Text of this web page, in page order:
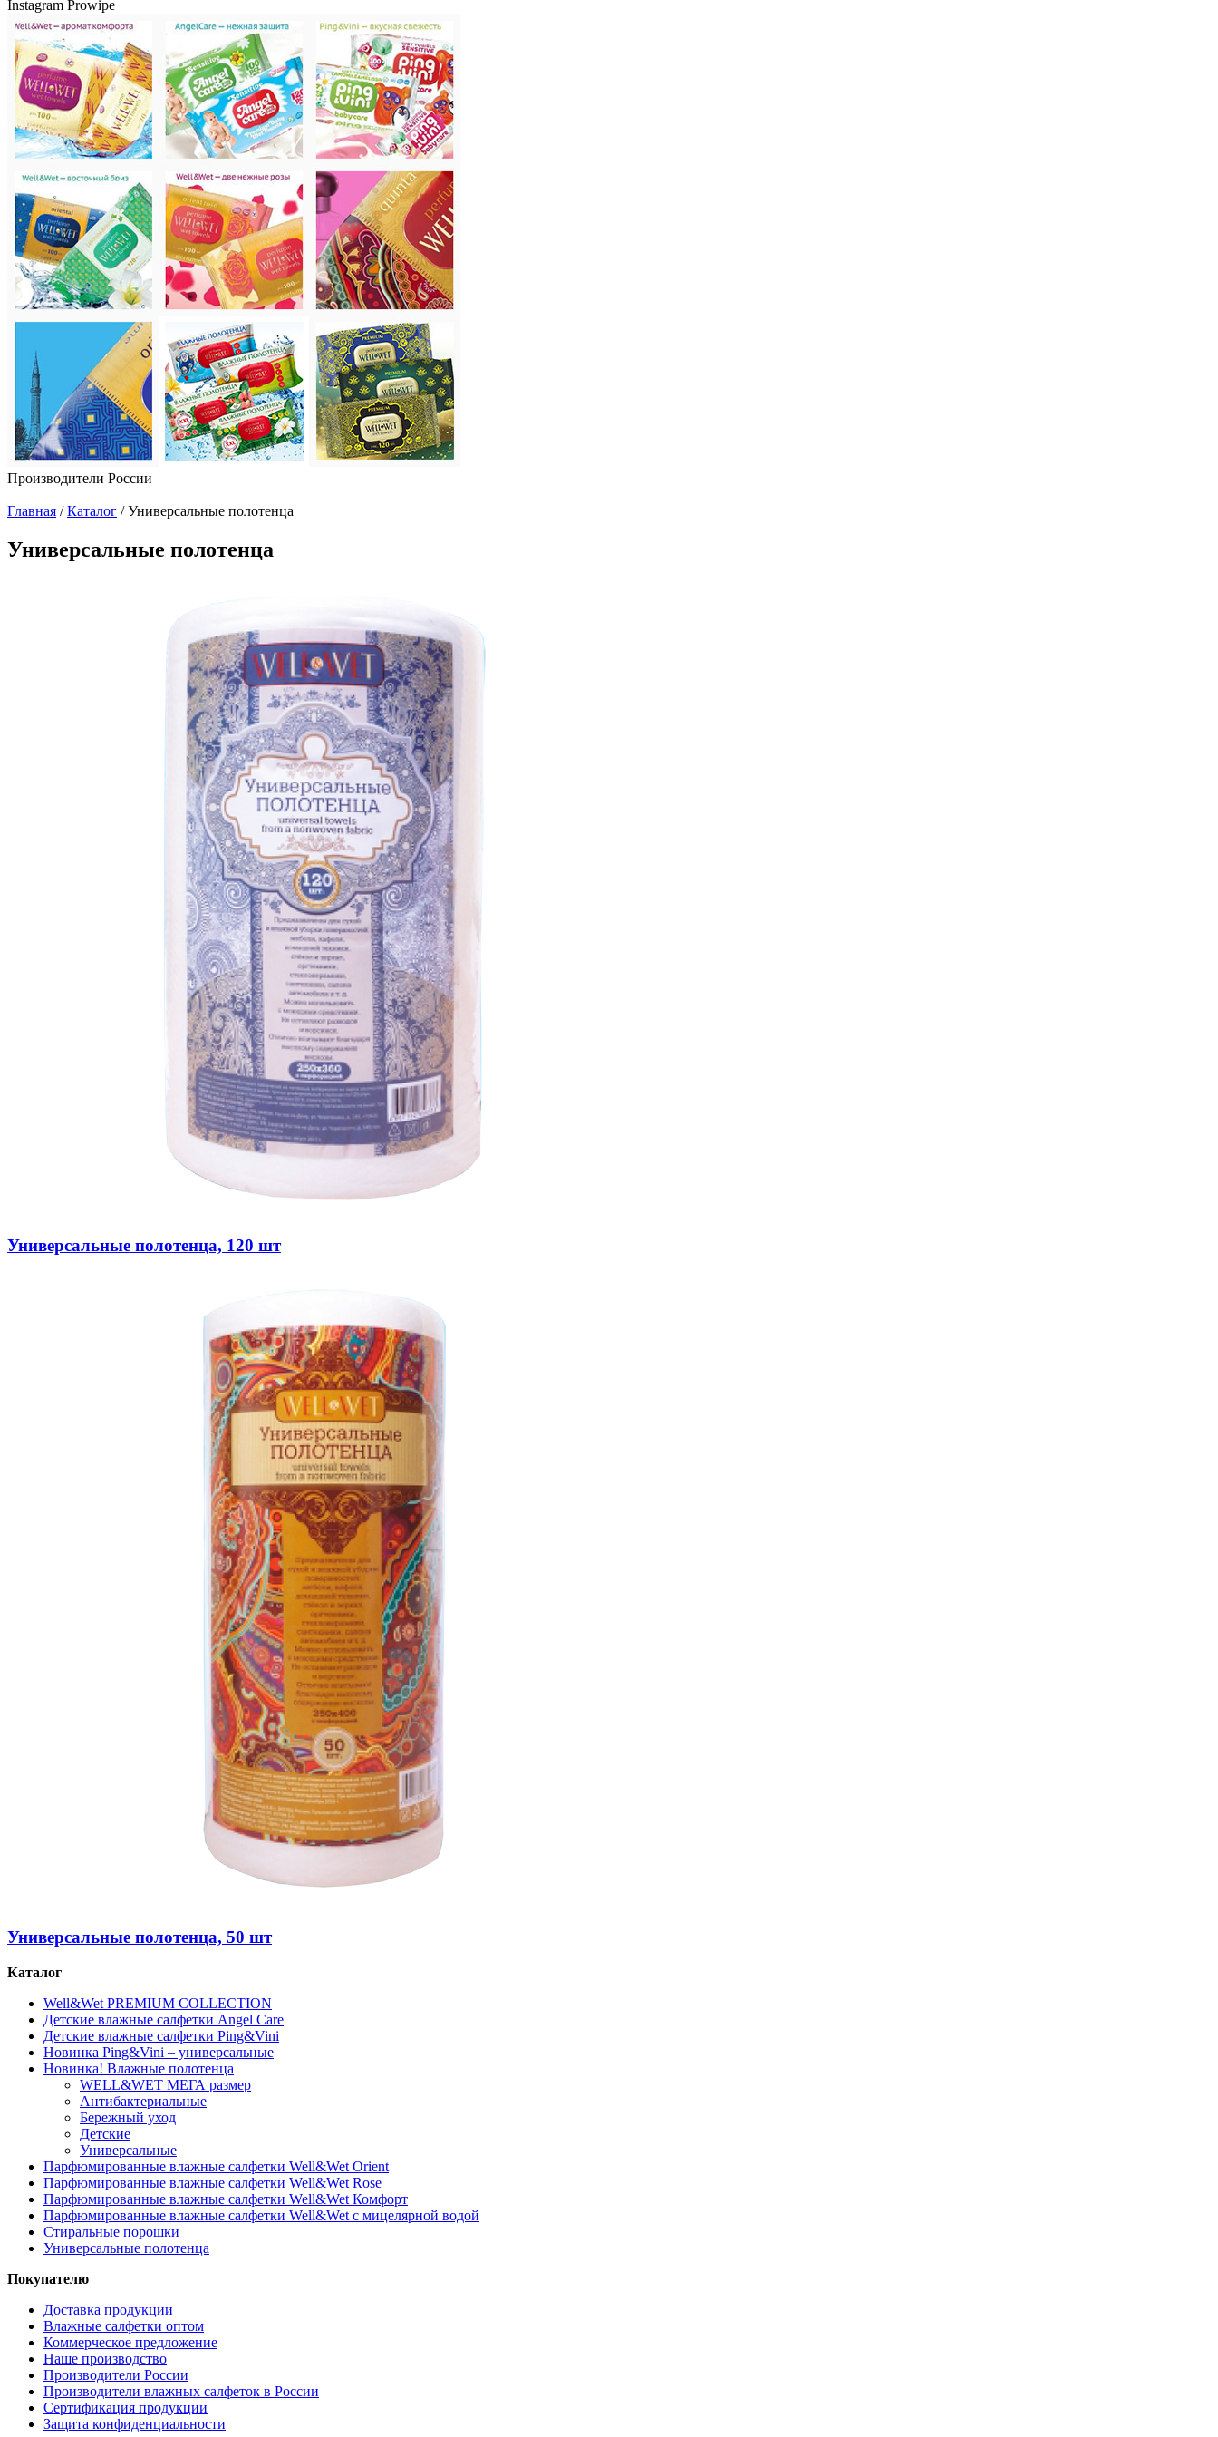
Instagram Prowipe
Производители России
Главная /Каталог /Универсальные полотенца
Универсальные полотенца
Универсальные полотенца, 120 шт
Универсальные полотенца, 50 шт
Каталог
Well&Wet PREMIUM COLLECTION
Детские влажные салфетки Angel Care
Детские влажные салфетки Ping&Vini
Новинка Ping&Vini – универсальные
Новинка! Влажные полотенца
WELL&WET МЕГА размер
Антибактериальные
Бережный уход
Детские
Универсальные
Парфюмированные влажные салфетки Well&Wet Orient
Парфюмированные влажные салфетки Well&Wet Rose
Парфюмированные влажные салфетки Well&Wet Комфорт
Парфюмированные влажные салфетки Well&Wet с мицелярной водой
Стиральные порошки
Универсальные полотенца
Покупателю
Доставка продукции
Влажные салфетки оптом
Коммерческое предложение
Наше производство
Производители России
Производители влажных салфеток в России
Сертификация продукции
Защита конфиденциальности